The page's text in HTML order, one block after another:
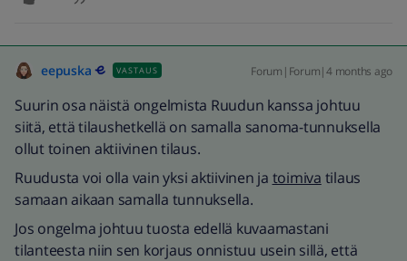
eepuska VASTAUS Forum|Forum|4 months ago
Suurin osa näistä ongelmista Ruudun kanssa johtuu
siitä, että tilaushetkellä on samalla sanoma-tunnuksella
ollut toinen aktiivinen tilaus.
Ruudusta voi olla vain yksi aktiivinen ja toimiva tilaus
samaan aikaan samalla tunnuksella.
Jos ongelma johtuu tuosta edellä kuvaamastani
tilanteesta niin sen korjaus onnistuu usein sillä, että